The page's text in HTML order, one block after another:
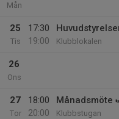
Mån
25
Tis
17:30
19:00
Klubblokalen
26
Ons
27
Tor
18:00
20:00
Klubbstugan